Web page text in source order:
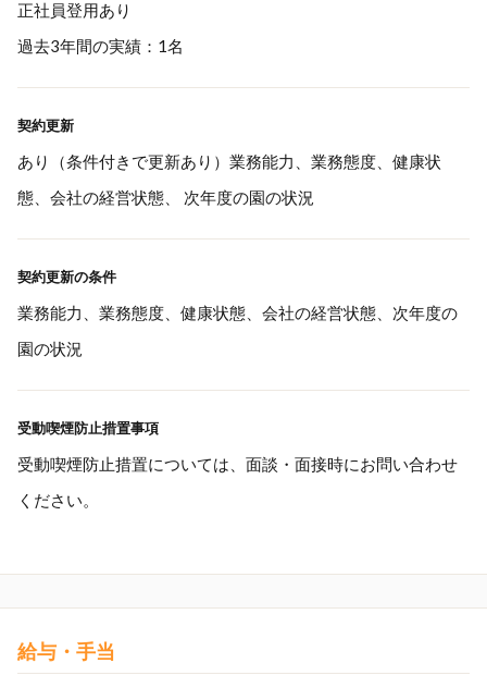
正社員登用あり
過去3年間の実績：1名
契約更新
あり（条件付きで更新あり）業務能力、業務態度、健康状
態、会社の経営状態、 次年度の園の状況
契約更新の条件
業務能力、業務態度、健康状態、会社の経営状態、次年度の
園の状況
受動喫煙防止措置事項
受動喫煙防止措置については、面談・面接時にお問い合わせ
ください。
給与・手当